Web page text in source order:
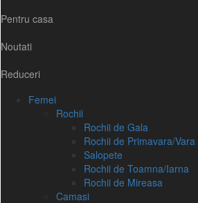
Pentru casa
Noutati
Reduceri
Femei
Rochii
Rochii de Gala
Rochii de Primavara/Vara
Salopete
Rochii de Toamna/Iarna
Rochii de Mireasa
Camasi